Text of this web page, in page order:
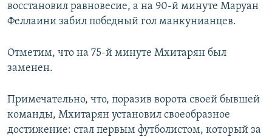
восстановил равновесие, а на 90-й минуте Маруан
Феллаини забил победный гол манкунианцев.
Отметим, что на 75-й минуте Мхитарян был
заменен.
Примечательно, что, поразив ворота своей бывшей
команды, Мхитарян установил своеобразное
достижение: стал первым футболистом, который за